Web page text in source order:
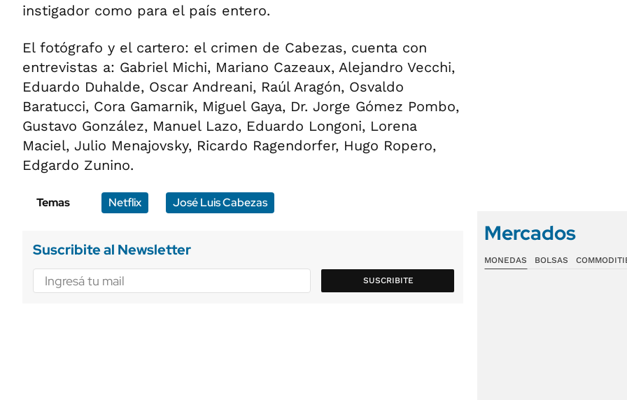
instigador como para el país entero.
El fotógrafo y el cartero: el crimen de Cabezas, cuenta con
entrevistas a: Gabriel Michi, Mariano Cazeaux, Alejandro Vecchi,
Eduardo Duhalde, Oscar Andreani, Raúl Aragón, Osvaldo
Baratucci, Cora Gamarnik, Miguel Gaya, Dr. Jorge Gómez Pombo,
Gustavo González, Manuel Lazo, Eduardo Longoni, Lorena
Maciel, Julio Menajovsky, Ricardo Ragendorfer, Hugo Ropero,
Edgardo Zunino.
Temas Netflix José Luis Cabezas
Suscribite al Newsletter
SUSCRIBITE
Mercados
MONEDAS BOLSAS